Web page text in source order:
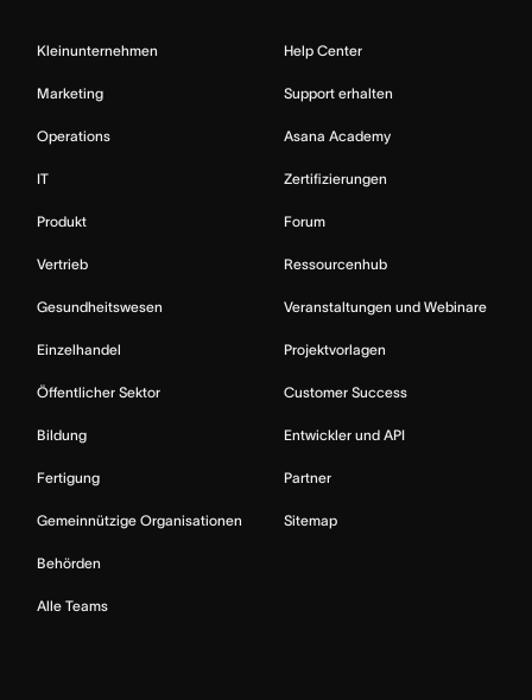
Kleinunternehmen
Marketing
Operations
IT
Produkt
Vertrieb
Gesundheitswesen
Einzelhandel
Öffentlicher Sektor
Bildung
Fertigung
Gemeinnützige Organisationen
Behörden
Alle Teams
Help Center
Support erhalten
Asana Academy
Zertifizierungen
Forum
Ressourcenhub
Veranstaltungen und Webinare
Projektvorlagen
Customer Success
Entwickler und API
Partner
Sitemap